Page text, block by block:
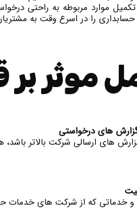
موارد مربوطه به راحتی
را در اسرع وقت به
موثر
های درخواستی
های ارسالی شرکت بالاتر
و خدماتی که از شرکت های خدمات